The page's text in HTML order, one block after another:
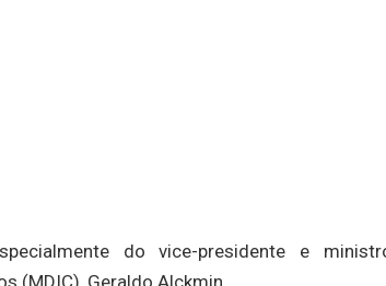
do vice-presidente e
(MDIC), Geraldo Alckmin.